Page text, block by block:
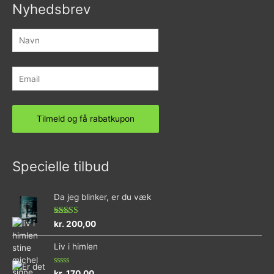
Nyhedsbrev
Specielle tilbud
Da jeg blinker, er du væk
Vurderet
ud af 5
kr. 200,00
Liv i himlen
Vurderet